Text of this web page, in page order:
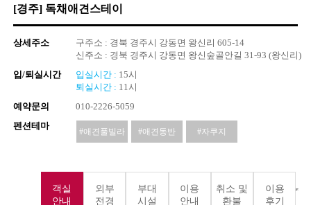
[경주] 독채애견스테이
상세주소
구주소 : 경북 경주시 강동면 왕신리 605-14
신주소 : 경북 경주시 강동면 왕신숲골안길 31-93 (왕신리)
입/퇴실시간
입실시간 : 15시
퇴실시간 : 11시
예약문의
010-2226-5059
펜션테마
#애견풀빌라 #애견동반 #자쿠지
객실
안내
외부
전경
부대
시설
이용
안내
취소 및
환불
이용
후기